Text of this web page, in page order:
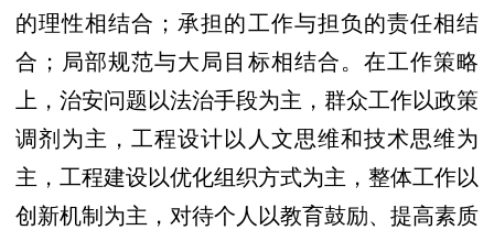
的理性相结合；承担的工作与担负的责任相结
合；局部规范与大局目标相结合。在工作策略
上，治安问题以法治手段为主，群众工作以政策
调剂为主，工程设计以人文思维和技术思维为
主，工程建设以优化组织方式为主，整体工作以
创新机制为主，对待个人以教育鼓励、提高素质